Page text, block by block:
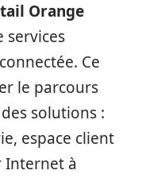
Orange
services
Ce
le parcours
solutions :
espace client
Internet à